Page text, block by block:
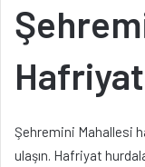
Şehremini Mahallesi
ulaşın. Hafriyat